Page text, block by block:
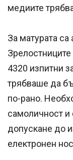
медиите
За матурата
4320 изпитни
трябваше да
по-рано.
самоличност и
допускане до
електронен